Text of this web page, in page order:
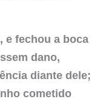
e fechou a boca
dano,
diante dele;
cometido